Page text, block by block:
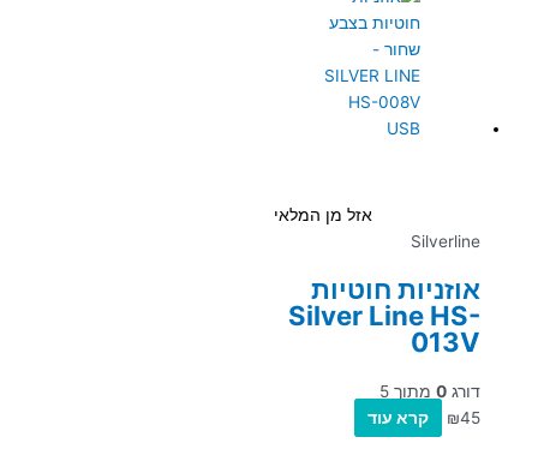
אזל מן המלאי
Silverline
אוזניות חוטיות
Silver Line HS-
013V
דורג 0 מתוך 5
₪45 קרא עוד